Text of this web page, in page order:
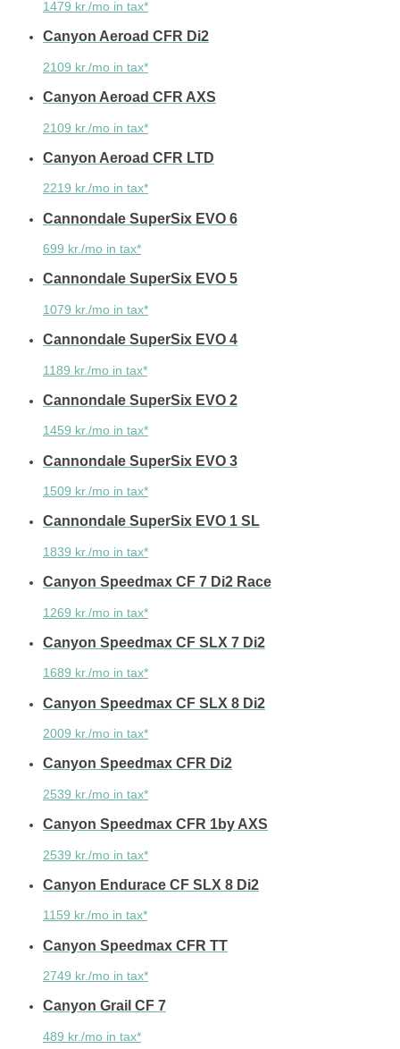
1479 kr./mo in tax*
Canyon Aeroad CFR Di2
2109 kr./mo in tax*
Canyon Aeroad CFR AXS
2109 kr./mo in tax*
Canyon Aeroad CFR LTD
2219 kr./mo in tax*
Cannondale SuperSix EVO 6
699 kr./mo in tax*
Cannondale SuperSix EVO 5
1079 kr./mo in tax*
Cannondale SuperSix EVO 4
1189 kr./mo in tax*
Cannondale SuperSix EVO 2
1459 kr./mo in tax*
Cannondale SuperSix EVO 3
1509 kr./mo in tax*
Cannondale SuperSix EVO 1 SL
1839 kr./mo in tax*
Canyon Speedmax CF 7 Di2 Race
1269 kr./mo in tax*
Canyon Speedmax CF SLX 7 Di2
1689 kr./mo in tax*
Canyon Speedmax CF SLX 8 Di2
2009 kr./mo in tax*
Canyon Speedmax CFR Di2
2539 kr./mo in tax*
Canyon Speedmax CFR 1by AXS
2539 kr./mo in tax*
Canyon Endurace CF SLX 8 Di2
1159 kr./mo in tax*
Canyon Speedmax CFR TT
2749 kr./mo in tax*
Canyon Grail CF 7
489 kr./mo in tax*